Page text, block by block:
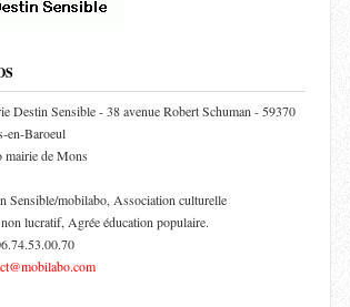
Destin Sensible - 38 avenue Robert Schuman - 59370
en-Baroeul
mairie de Mons
Sensible/mobilabo, Association culturelle
lucratif, Agrée éducation populaire.